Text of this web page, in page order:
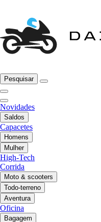
Pesquisar
Novidades
Saldos
Capacetes
Homens
Mulher
High-Tech
Corrida
Moto & scooters
Todo-terreno
Aventura
Oficina
Bagagem